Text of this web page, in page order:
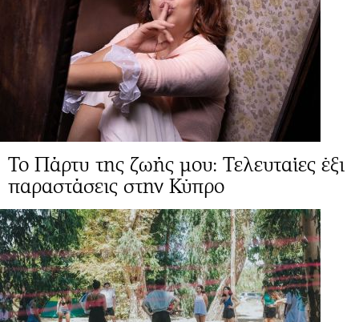
Το Πάρτυ της ζωής μου: Τελευταίες έξι
παραστάσεις στην Κύπρο